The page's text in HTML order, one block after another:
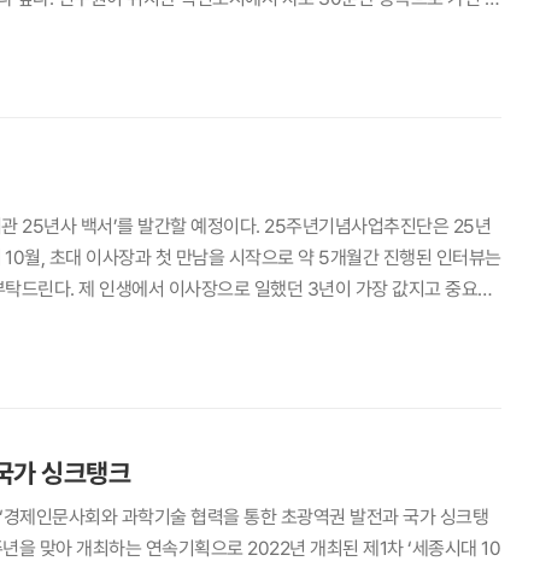
수를 개발했어요. 처음부터 제가 참여한 건 아니고 이미 몇 년에 걸
산출할 수 있는 근거가 마련이 되면서 3년간 시범 개발과 운영을 해
로선 관련 부처 내에서 정책 전반의 초기부터 종료 시점까지 주도
의 과에서 다루는 영역이 굉장히 넓고 공무원들이 순환보직에 따
당히 어렵습니다. 그런 이유로 어떤 문제에 대해 앞선 진단을 할 수
할이라고 생각합니다. 정책연구자라면 자신의 연구에 매진하는 가
런 측면에서 본다면 정부출연연구기관은 어떤 현안에 대해 실질적
느끼는데요. 다양한 프로젝트를 수행하면서 많은 사람을 만나고 여
가는 자기만의 스토리를 지녀야 한다고 생각해요. 화초를 키우듯
으로 개발해나가는 것이 중요합니다. 이와 관련해서는 연구기관
로만 본다면 혁신적인 연구를 하긴 힘들겠죠. 누가 와서 해도 될 만
전을 희망하였다. 제52차 세종국가리더십포럼 단체 사진 신종 도
간 및 사회경제구조 변화 등)로 인해 새로이 대두하거나 기존의 통
험요소를 선제적 발굴하고 AI 기반 모니터링 및 현장대응 시스템을
고 있다. 또한 기후변화로 인해 2011년 우면산 산사태, 2022년 중부
설 설치 등의 구조적·비구조적 대책 마련과 침수방지용 차수판 설치
에 대한 맞춤형 안전관리 취약 지역 특성을 고려한 안전관리방안을
으로도 인정 서울시의 안전에 관한 모범적·선도적 대응시스템
관 100대 회복력도시(100 Resilient Cities, 100RCs)’에 선정되
그램에 의한 ‘롤 모델 도시(Role Model Cities)’에 선정되기도 하
변화에 따른 도시안전 확보를 위해 도시환경의 다양한 물리적 영역,
작과 함께였다. 주말에 사람들이 붐비는 곳은 갈 수 없으니 아이들
스치고 지나가기 때문인데 열대지방에서 발원한 난류를 따라 화려
이 좀 다르긴 하지만, 해수어 채집으로 시작한 바다 사랑은 곧 바다
를 잡는 행운을 낚기도 했다. 냉동 및 해동 과정을 거치지 않은 순
민의 바다 즐기기는 굳이 울산 바다에 국한될 필요가 없다. 위로 경
험할 수 있는 선상 낚시 대신 요트투어 행사를 기획해 가족들이 함
프스를 중심으로 신불산, 운문산, 도래재 등지에 국공립 자연휴양
히 계절에 따른 변화가 역동적인 산은 계절별로 다른 옷을 입고 우
25년사 백서’를 발간할 예정이다. 25주년기념사업추진단은 25년
월, 초대 이사장과 첫 만남을 시작으로 약 5개월간 진행된 인터뷰는
드린다. 제 인생에서 이사장으로 일했던 3년이 가장 값지고 중요했
보태준 모든 연구기관장님들과 연구자, 그리고 연구회 직원들에게
프로젝트에 대한 설명 부탁드린다. 저출산·고령화, 남북관계 발전
가와 연구기관, 별도 협동 연구팀을 구성해서 협동과제 기획사업을
공동연구한 결과를 여러부처들이 참고해서 팀으로 일하도록 했다
가 싱크탱크
제인문사회와 과학기술 협력을 통한 초광역권 발전과 국가 싱크탱
맞아 개최하는 연속기획으로 2022년 개최된 제1차 ‘세종시대 10